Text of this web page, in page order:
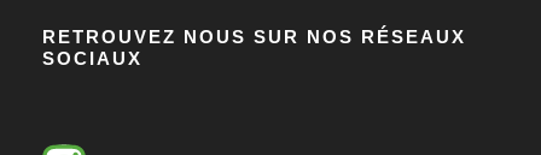
RETROUVEZ NOUS SUR NOS RÉSEAUX
SOCIAUX